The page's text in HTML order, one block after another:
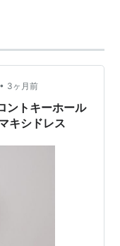
• 3ヶ月前
ントキーホール
キシドレス